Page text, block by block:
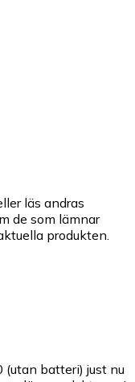
läs andras
de som lämnar
produkten.
batteri) just nu